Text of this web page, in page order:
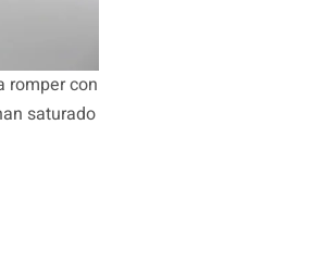
romper con
saturado